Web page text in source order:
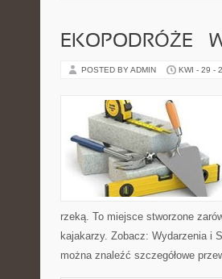
EKOPODRÓŻE –
POSTED BY ADMIN KWI - 29 -
rzeką. To miejsce stworzone
kajakarzy. Zobacz: Wydarzenia i
można znaleźć szczegółowe